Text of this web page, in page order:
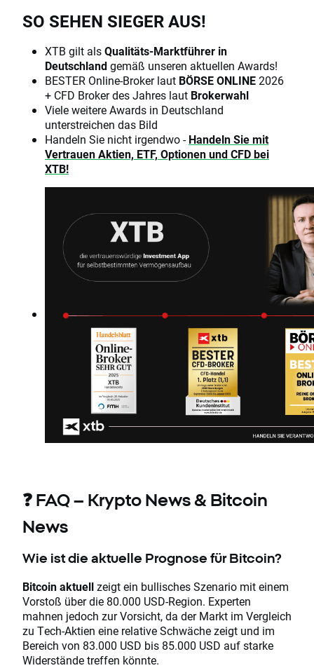
SO SEHEN SIEGER AUS!
XTB gilt alsQualitäts-Marktführer in
Deutschlandgemäß unseren aktuellen Awards!
BESTER Online-Broker laut BÖRSE ONLINE2026
+ CFD Broker des Jahres laut Brokerwahl
Viele weitere Awards in Deutschland
unterstreichen das Bild
Handeln Sie nicht irgendwo -Handeln Sie mit
Vertrauen Aktien, ETF, Optionen und CFD bei
XTB!
❓ FAQ – Krypto News & Bitcoin
News
Wie ist die aktuelle Prognose für Bitcoin?
Bitcoin aktuellzeigt ein bullisches Szenario mit einem
Vorstoß über die 80.000 USD-Region. Experten
mahnen jedoch zur Vorsicht, da der Markt im Vergleich
zu Tech-Aktien eine relative Schwäche zeigt und im
Bereich von 83.000 USD bis 85.000 USD auf starke
Widerstände treffen könnte.